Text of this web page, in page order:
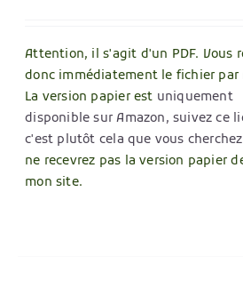
Attention, il s'agit d'un PDF. Vous
donc immédiatement le fichier par
La version papier est uniquement
disponible sur Amazon, suivez ce
c'est plutôt cela que vous cherchez
ne recevrez pas la version papier
mon site.